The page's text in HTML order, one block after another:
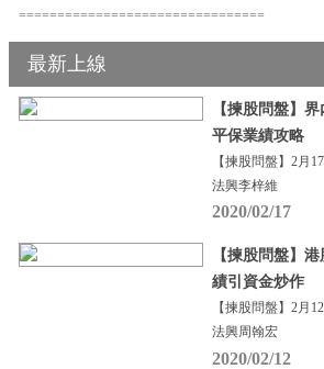
================================
最新上線
【揀股問盤】
平保業績攻略
【揀股問盤】2月
法興李梓維
2020/02/17
【揀股問盤】
績引資金炒作
【揀股問盤】2月
法興周翰宏
2020/02/12